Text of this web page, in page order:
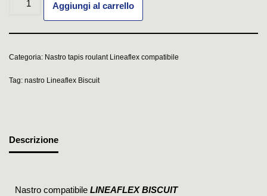
Aggiungi al carrello
Categoria: Nastro tapis roulant Lineaflex compatibile
Tag: nastro Lineaflex Biscuit
Descrizione
Nastro compatibile LINEAFLEX BISCUIT